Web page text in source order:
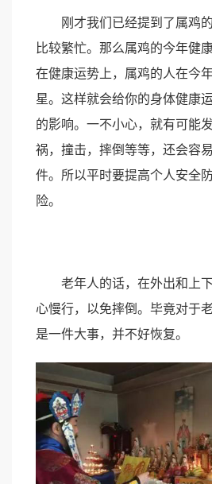
刚才我们已经提到了属鸡
比较繁忙。那么属鸡的今年健
在健康运势上，属鸡的人在今
星。这样就会给你的身体健康
的影响。一不小心，就有可能
祸，撞击，摔倒等等，还会容
件。所以平时要提高个人安全
险。
老年人的话，在外出和上
心慢行，以免摔倒。毕竟对于
是一件大事，并不好恢复。